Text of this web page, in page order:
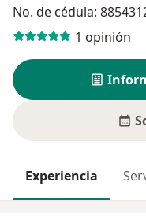
No. de cédula:
1 opinión
Experiencia